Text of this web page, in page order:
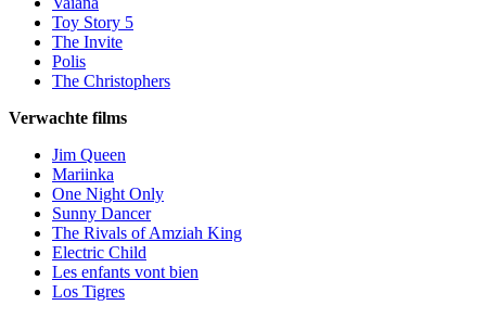
Toy Story 5
The Invite
Polis
The Christophers
Verwachte films
Jim Queen
Mariinka
One Night Only
Sunny Dancer
The Rivals of Amziah King
Electric Child
Les enfants vont bien
Los Tigres